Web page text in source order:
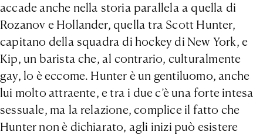
accade anche nella storia parallela a quella di
Rozanov e Hollander, quella tra Scott Hunter,
capitano della squadra di hockey di New York, e
Kip, un barista che, al contrario, culturalmente
gay, lo è eccome. Hunter è un gentiluomo, anche
lui molto attraente, e tra i due c’è una forte intesa
sessuale, ma la relazione, complice il fatto che
Hunter non è dichiarato, agli inizi può esistere